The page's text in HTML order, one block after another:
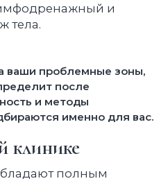
и
тела.
ваши проблемные зоны,
после
и методы
именно для вас.
клинике
полным